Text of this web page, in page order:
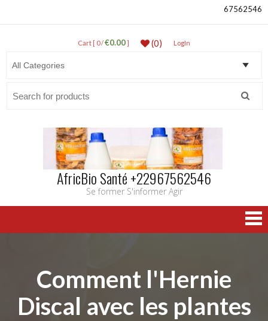
67562546
Cart [ 0 /€0.00] (0) LogIn
AfricBio Santé +22967562546
Se former S'informer Agir
Comment l'Hernie
Discal avec les plantes